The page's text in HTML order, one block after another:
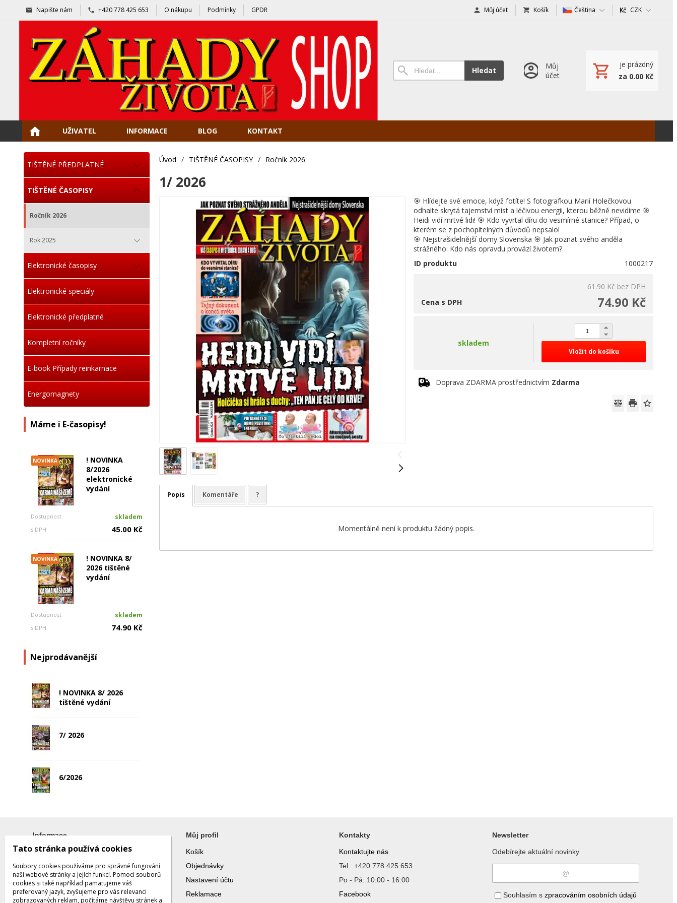
Napište nám +420 778 425 653 O nákupu Podmínky GPDR Můj účet Košík Čeština CZK
Hledat
Můj
účet
je prázdný
za 0.00 Kč
UŽIVATEL INFORMACE BLOG KONTAKT
TIŠTĚNÉ PŘEDPLATNÉ
TIŠTĚNÉ ČASOPISY
Ročník 2026
Rok 2025
Elektronické časopisy
Elektronické speciály
Elektronické předplatné
Kompletní ročníky
E-book Případy reinkarnace
Energomagnety
Máme i E-časopisy!
NOVINKA
! NOVINKA
8/2026
elektronické
vydání
Dostupnost skladem
s DPH 45.00 Kč
NOVINKA
! NOVINKA 8/
2026 tištěné
vydání
Dostupnost skladem
s DPH 74.90 Kč
Nejprodávanější
! NOVINKA 8/ 2026
tištěné vydání
7/ 2026
6/2026
Úvod / TIŠTĚNÉ ČASOPISY / Ročník 2026
1/ 2026
🎯 Hlídejte své emoce, když fotíte! S fotografkou Marií Holečkovou
odhalte skrytá tajemství míst a léčivou energii, kterou běžně nevidíme 🎯
Heidi vidí mrtvé lidi! 🎯 Kdo vyvrtal díru do vesmírné stanice? Případ, o
kterém se z pochopitelných důvodů nepsalo!
🎯 Nejstrašidelnější domy Slovenska 🎯 Jak poznat svého anděla
strážného: Kdo nás opravdu provází životem?
ID produktu
1000217
61.90 Kč bez DPH
74.90 Kč
Cena s DPH
skladem
Vložit do košíku
Doprava ZDARMA prostřednictvím Zdarma
Popis Komentáře ?
Momentálně není k produktu žádný popis.
Informace
Blog
Galerie
Vše o nákupu
Obchodní podmínky
Můj profil
Košík
Objednávky
Nastavení účtu
Reklamace
Kontakty
Kontaktujte nás
Tel.: +420 778 425 653
Po - Pá: 10:00 - 16:00
Facebook
Newsletter
Odebírejte aktuální novinky
Souhlasím s zpracováním osobních údajů
Tato stránka používá cookies
Soubory cookies používáme pro správné fungování
naší webové stránky a jejích funkcí. Pomocí souborů
cookies si také například pamatujeme váš
preferovaný jazyk, zvyšujeme pro vás relevanci
zobrazovaných reklam, počítáme návštěvu stránek a